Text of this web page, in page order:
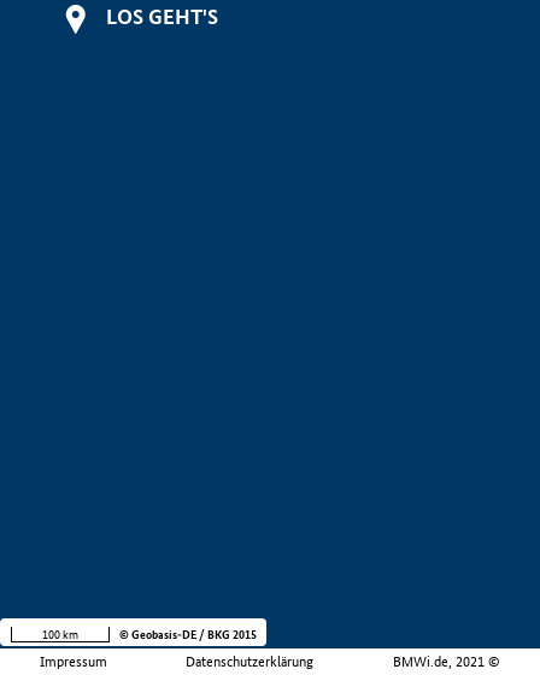
LOS GEHT'S
Impressum Datenschutzerklärung BMWi.de, 2021 ©
100 km © Geobasis-DE / BKG 2015